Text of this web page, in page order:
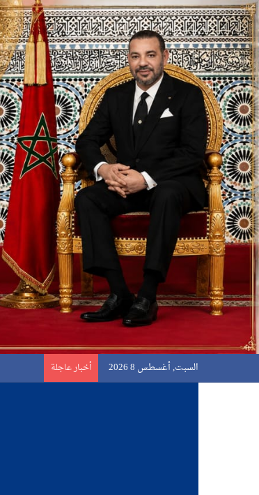
السبت, أغسطس 8 2026 أخبار عاجلة